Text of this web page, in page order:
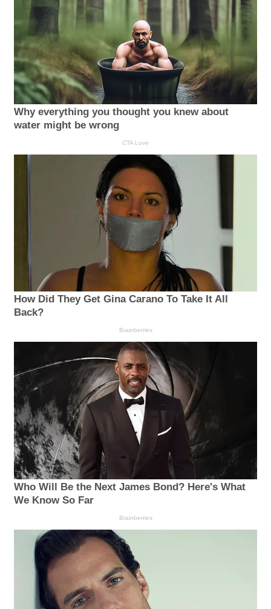
Why everything you thought you knew about
water might be wrong
CTA Love
How Did They Get Gina Carano To Take It All
Back?
Brainberries
Who Will Be the Next James Bond? Here's What
We Know So Far
Brainberries